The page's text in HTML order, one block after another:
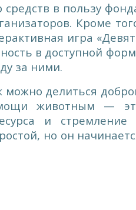
в пользу
Кроме
игра
в доступной
за ними.
можно делиться
животным —
и стремление
но он